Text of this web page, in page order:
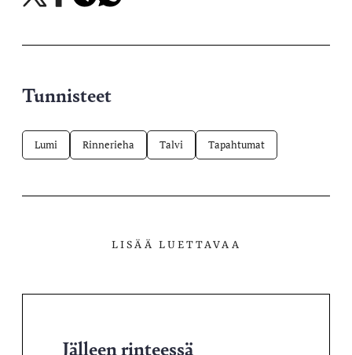
X-
Facebookissa
Telegramissa
WhatsAppissa
Tunnisteet
Lumi Rinnerieha Talvi Tapahtumat
LISÄÄ LUETTAVAA
Jälleen rinteessä